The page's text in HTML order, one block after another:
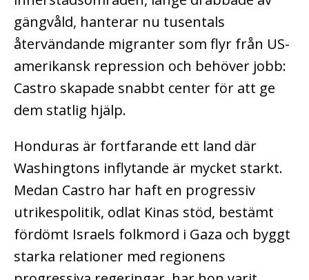
gängvåld, hanterar nu tusentals
återvändande migranter som flyr från US-
amerikansk repression och behöver jobb:
Castro skapade snabbt center för att ge
dem statlig hjälp.
Honduras är fortfarande ett land där
Washingtons inflytande är mycket starkt.
Medan Castro har haft en progressiv
utrikespolitik, odlat Kinas stöd, bestämt
fördömt Israels folkmord i Gaza och byggt
starka relationer med regionens